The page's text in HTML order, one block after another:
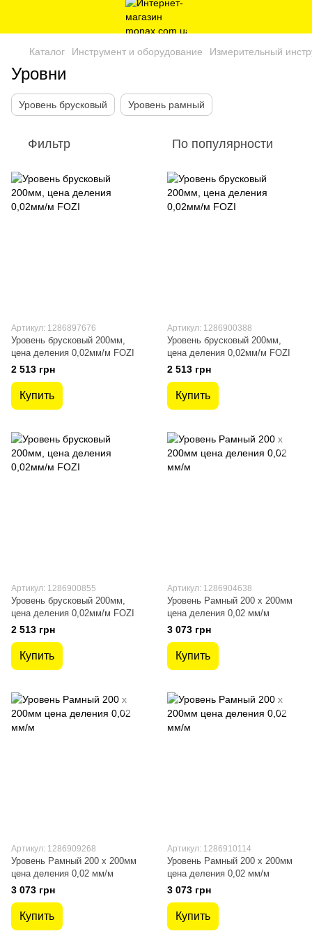
Каталог Инструмент и оборудование Измерительный
Уровни
Уровень брусковый Уровень рамный
Фильтр По популярности
Артикул: 1286897676
Уровень брусковый 200мм,
цена деления 0,02мм/м FOZI
2 513 грн
Купить
Артикул: 1286900388
Уровень брусковый 200мм,
цена деления 0,02мм/м FOZI
2 513 грн
Купить
Артикул: 1286900855
Уровень брусковый 200мм,
цена деления 0,02мм/м FOZI
2 513 грн
Купить
Артикул: 1286904638
Уровень Рамный 200 х 200мм
цена деления 0,02 мм/м
3 073 грн
Купить
Артикул: 1286909268
Уровень Рамный 200 х 200мм
цена деления 0,02 мм/м
3 073 грн
Купить
Артикул: 1286910114
Уровень Рамный 200 х 200мм
цена деления 0,02 мм/м
3 073 грн
Купить